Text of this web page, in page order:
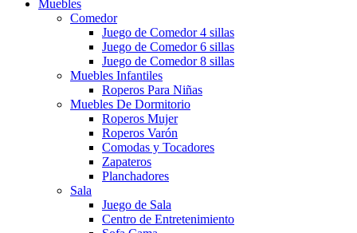
Muebles
Comedor
Juego de Comedor 4 sillas
Juego de Comedor 6 sillas
Juego de Comedor 8 sillas
Muebles Infantiles
Roperos Para Niñas
Muebles De Dormitorio
Roperos Mujer
Roperos Varón
Comodas y Tocadores
Zapateros
Planchadores
Sala
Juego de Sala
Centro de Entretenimiento